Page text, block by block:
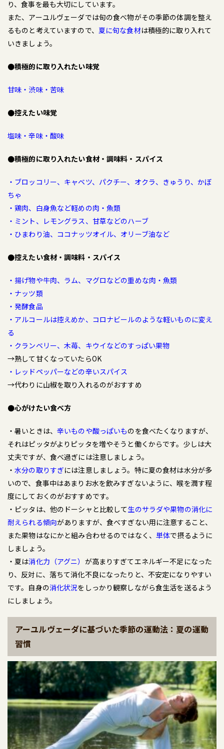
り、食事を最も大切にしています。
また、アーユルヴェーダでは旬の食べ物がその季節の体調を整え
るものと考えていますので、 夏に旬な食材は積極的に取り入れて
いきましょう。
●積極的に取り入れたい味覚
甘味・渋味・苦味
●控えたい味覚
塩味・辛味・酸味
●積極的に取り入れたい食材・調味料・スパイス
・ブロッコリー、キャベツ、パクチー、オクラ、きゅうり、かぼ
ちゃ
・鶏肉、白身魚など軽めの肉・魚類
・ミント、レモングラス、甘草などのハーブ
・ひまわり油、ココナッツオイル、オリーブ油など
●控えたい食材・調味料・スパイス
・揚げ物や牛肉、ラム、マグロなどの重めな肉・魚類
・ナッツ類
・発酵食品
・アルコールは控えめか、コロナビールのような軽いものに変え
る
・クランベリー、木苺、キウイなどのすっぱい果物
→熟して甘くなっていたらOK
・レッドペッパーなどの辛いスパイス
→代わりに山椒を取り入れるのがおすすめ
●心がけたい食べ方
・暑いときは、 辛いものや酸っぱいものを食べたくなりますが、
それはピッタがよりピッタを増やそうと働くからです。少しは大
丈夫ですが、食べ過ぎには注意しましょう。
・水分の取りすぎには注意しましょう。特に夏の食材は水分が多
いので、食事中はあまりお水を飲みすぎないように、喉を潤す程
度にしておくのがおすすめです。
・ピッタは、他のドーシャと比較して生のサラダや果物の消化に
耐えられる傾向がありますが、食べすぎない用に注意すること、
また果物はなにかと組み合わせるのではなく、 単体で摂るように
しましょう。
・夏は消化力（アグニ） が高まりすぎてエネルギー不足になった
り、反対に、落ちて消化不良になったりと、不安定になりやすい
です。自身の消化状況をしっかり観察しながら食生活を送るよう
にしましょう。
アーユルヴェーダに基づいた季節の運動法：夏の運動
習慣